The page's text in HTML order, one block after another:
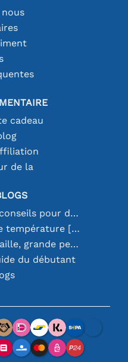
cadeau
de la
Souder comme un pro : conseils pour des connexions électroniques parfaites
Choisir le bon capteur de température [youtube]
Batteries 18650 : petite taille, grande performance
du débutant